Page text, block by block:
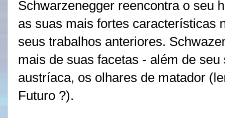
Schwarzenegger reencontra o seu
as suas mais fortes características
seus trabalhos anteriores.
mais de suas facetas - além de
austríaca, os olhares de matador
Futuro ?).